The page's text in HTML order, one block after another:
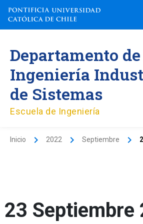
contenido
Departamento de
Ingeniería
de Sistemas
Escuela de Ingeniería
Inicio 2022 Septiembre
23 Septiembre